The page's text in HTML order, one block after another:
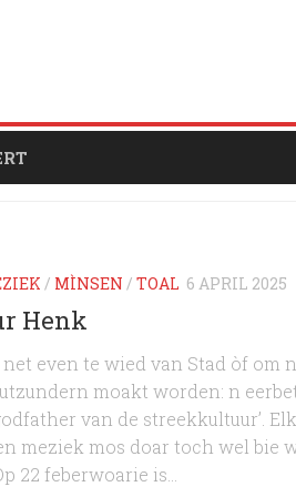
/ MÌNSEN / TOAL 6 APRIL 2025
Henk
even te wied van Stad òf om
moakt worden: n
van de streekkultuur’.
meziek mos doar toch wel bie
22 feberwoarie is...